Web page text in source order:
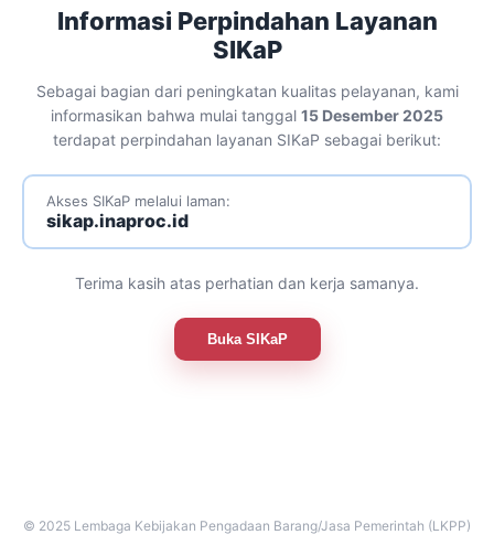
Informasi Perpindahan Layanan
SIKaP
Sebagai bagian dari peningkatan kualitas pelayanan, kami
informasikan bahwa mulai tanggal 15 Desember 2025
terdapat perpindahan layanan SIKaP sebagai berikut:
Akses SIKaP melalui laman:
sikap.inaproc.id
Terima kasih atas perhatian dan kerja samanya.
Buka SIKaP
© 2025 Lembaga Kebijakan Pengadaan Barang/Jasa Pemerintah (LKPP)